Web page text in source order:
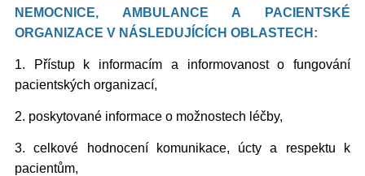
NEMOCNICE, AMBULANCE A PACIENTSKÉ
ORGANIZACE V NÁSLEDUJÍCÍCH OBLASTECH:
1. Přístup k informacím a informovanost o fungování
pacientských organizací,
2. poskytované informace o možnostech léčby,
3. celkové hodnocení komunikace, úcty a respektu k
pacientům,